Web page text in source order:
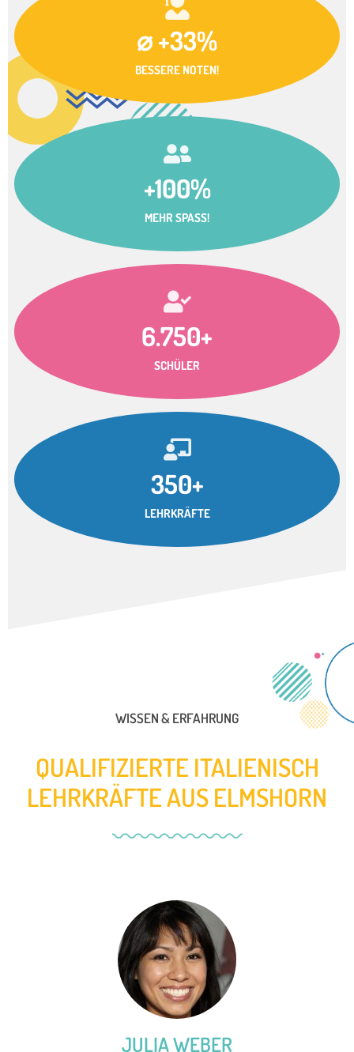
⌀ +33%
BESSERE NOTEN!
+100%
MEHR SPASS!
6.750+
SCHÜLER
350+
LEHRKRÄFTE
WISSEN & ERFAHRUNG
QUALIFIZIERTE ITALIENISCH
LEHRKRÄFTE AUS ELMSHORN
JULIA WEBER